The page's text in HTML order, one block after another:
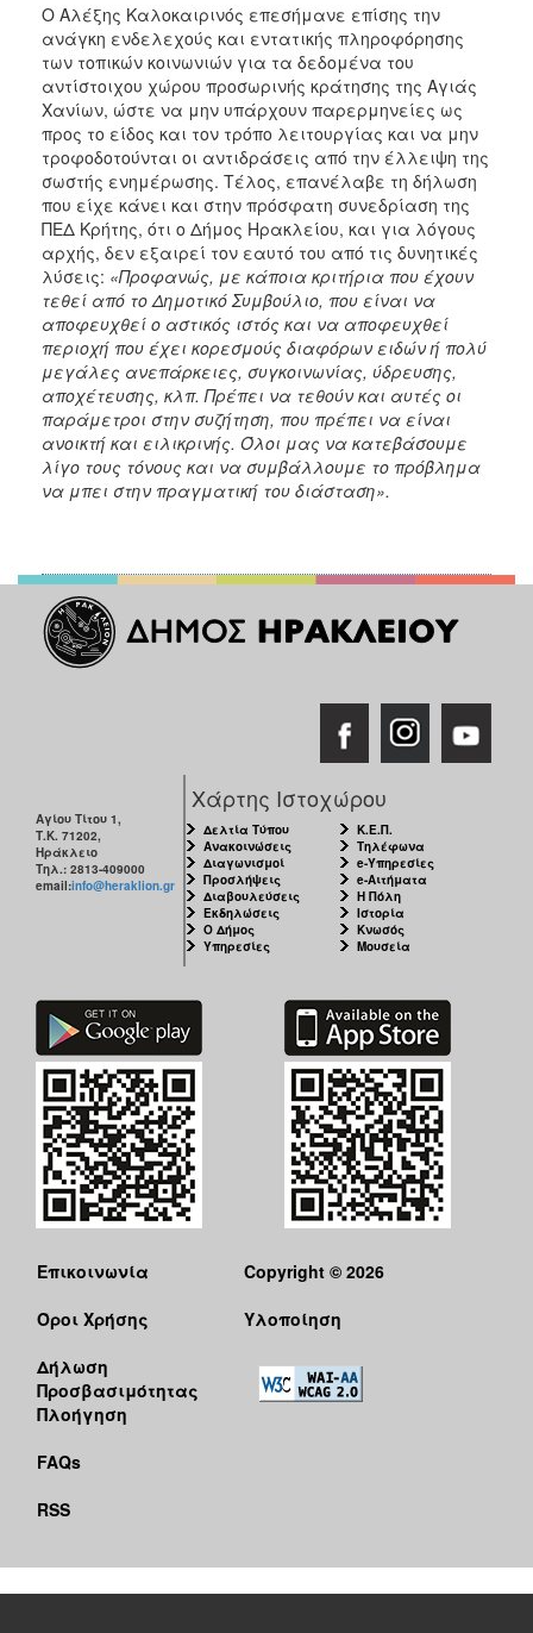
Ο Αλέξης Καλοκαιρινός επεσήμανε επίσης την
ανάγκη ενδελεχούς και εντατικής πληροφόρησης
των τοπικών κοινωνιών για τα δεδομένα του
αντίστοιχου χώρου προσωρινής κράτησης της Αγιάς
Χανίων, ώστε να μην υπάρχουν παρερμηνείες ως
προς το είδος και τον τρόπο λειτουργίας και να μην
τροφοδοτούνται οι αντιδράσεις από την έλλειψη της
σωστής ενημέρωσης. Τέλος, επανέλαβε τη δήλωση
που είχε κάνει και στην πρόσφατη συνεδρίαση της
ΠΕΔ Κρήτης, ότι ο Δήμος Ηρακλείου, και για λόγους
αρχής, δεν εξαιρεί τον εαυτό του από τις δυνητικές
λύσεις: «Προφανώς, με κάποια κριτήρια που έχουν
τεθεί από το Δημοτικό Συμβούλιο, που είναι να
αποφευχθεί ο αστικός ιστός και να αποφευχθεί
περιοχή που έχει κορεσμούς διαφόρων ειδών ή πολύ
μεγάλες ανεπάρκειες, συγκοινωνίας, ύδρευσης,
αποχέτευσης, κλπ. Πρέπει να τεθούν και αυτές οι
παράμετροι στην συζήτηση, που πρέπει να είναι
ανοικτή και ειλικρινής. Όλοι μας να κατεβάσουμε
λίγο τους τόνους και να συμβάλλουμε το πρόβλημα
να μπει στην πραγματική του διάσταση».
Αγίου Τίτου 1,
Τ.Κ. 71202,
Ηράκλειο
Τηλ.: 2813-409000
email:info@heraklion.gr
Χάρτης Ιστοχώρου
Δελτία Τύπου
Ανακοινώσεις
Διαγωνισμοί
Προσλήψεις
Διαβουλεύσεις
Εκδηλώσεις
Ο Δήμος
Υπηρεσίες
Κ.Ε.Π.
Τηλέφωνα
e-Υπηρεσίες
e-Αιτήματα
Η Πόλη
Ιστορία
Κνωσός
Μουσεία
Επικοινωνία
Όροι Χρήσης
Δήλωση
Προσβασιμότητας
Πλοήγηση
FAQs
RSS
Copyright © 2026
Υλοποίηση